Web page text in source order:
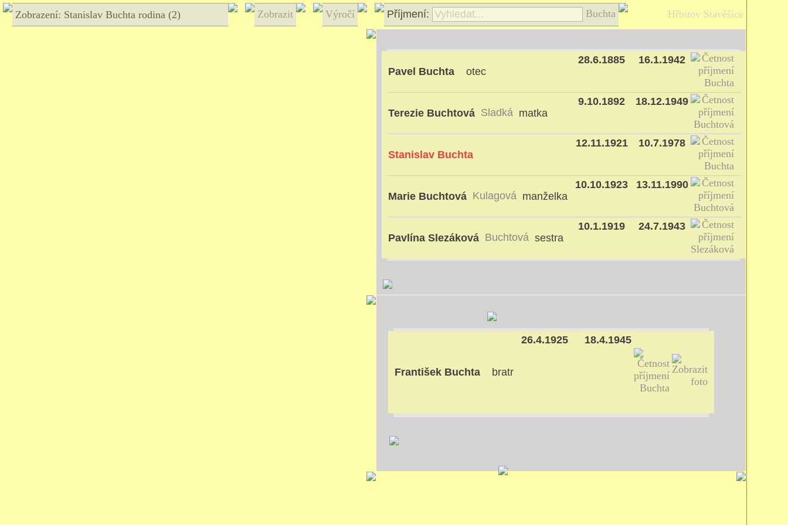
Zobrazení: Stanislav Buchta rodina (2) Zobrazit Výročí Příjmení: Buchta Hřbitov Stavěšice
Pavel Buchta otec
28.6.1885 16.1.1942
Terezie Buchtová Sladká matka
9.10.1892 18.12.1949
Stanislav Buchta
12.11.1921 10.7.1978
Marie Buchtová Kulagová manželka
10.10.1923 13.11.1990
Pavlína Slezáková Buchtová sestra
10.1.1919 24.7.1943
František Buchta bratr
26.4.1925 18.4.1945